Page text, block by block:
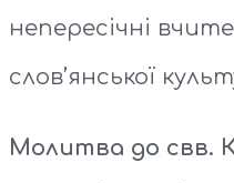
непересічні
слов’янської
Молитва до свв.